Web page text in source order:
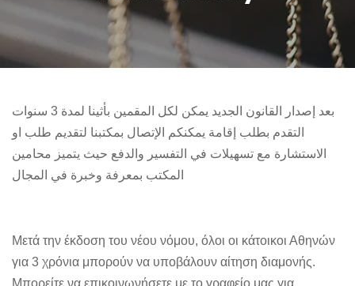
بعد إصدار القانون الجديد يمكن لكل المقمين بأثينا لمدة 3 سنوات
التقدم بطلب إقامة يمكنكم الإتصال بمكتبنا لتقديم طلب او
الاستشارة مع تسهيلات في التفسير والدفع حيث يتميز محامين
المكتب بمعرفة وخبرة في المجال
Μετά την έκδοση του νέου νόμου, όλοι οι κάτοικοι Αθηνών
για 3 χρόνια μπορούν να υποβάλουν αίτηση διαμονής.
Μπορείτε να επικοινωνήσετε με το γραφείο μας για